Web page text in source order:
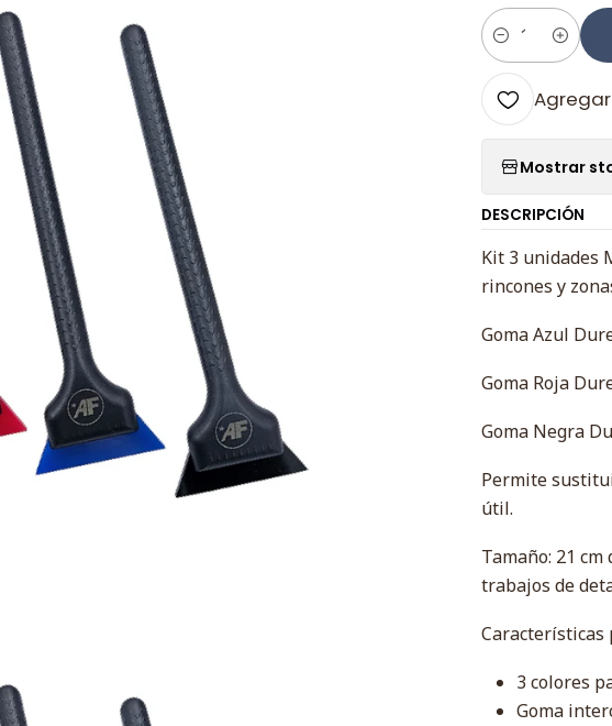
Cantidad
Mostrar
DESCRIPCIÓN
Kit 3 unidades
rincones y
Goma Azul
Goma Roja
Goma Negra
Permite
útil.
Tamaño: 21
trabajos de
Características
3 colores
Goma